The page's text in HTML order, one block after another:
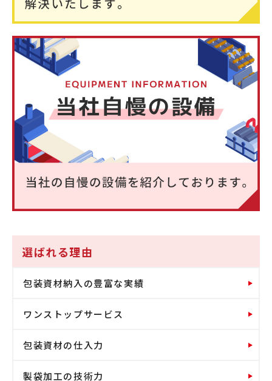
選ばれる理由
包装資材納入の豊富な実績
ワンストップサービス
包装資材の仕入力
製袋加工の技術力